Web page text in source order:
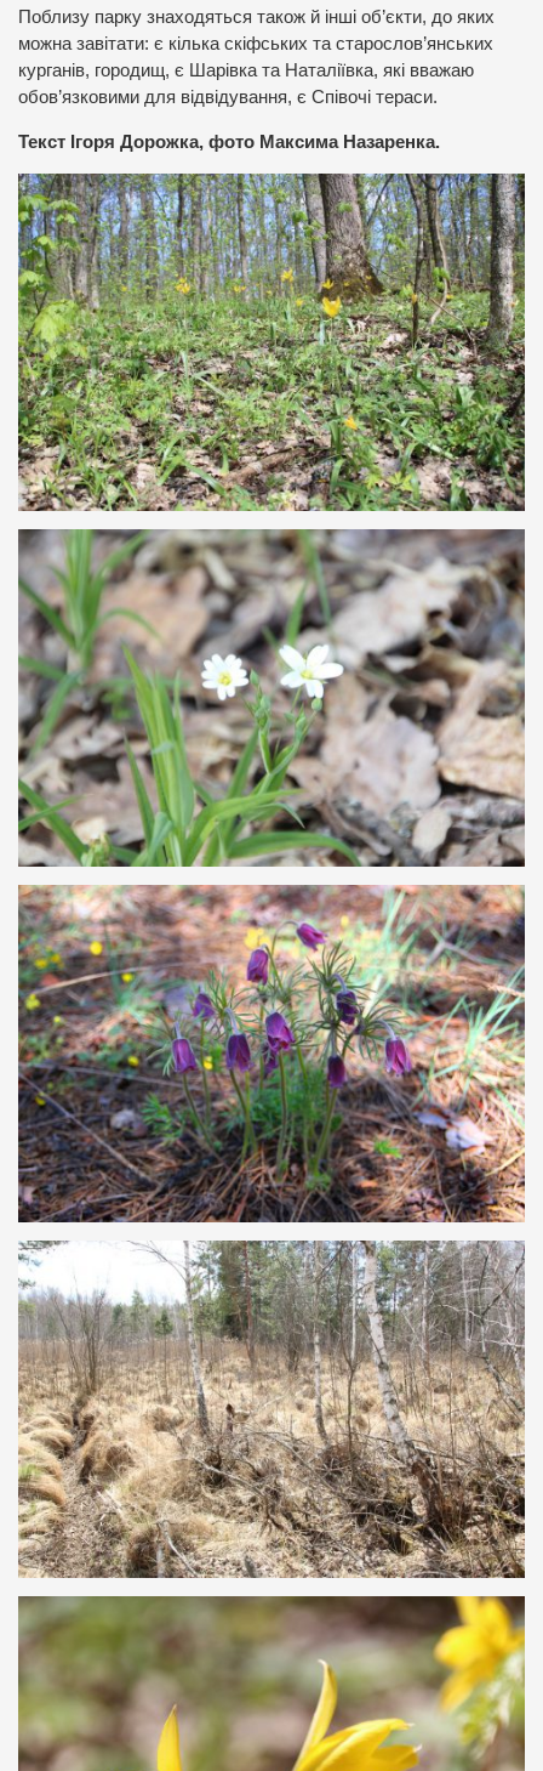
Поблизу парку знаходяться також й інші об’єкти, до яких
можна завітати: є кілька скіфських та старослов’янських
курганів, городищ, є Шарівка та Наталіївка, які вважаю
обов’язковими для відвідування, є Співочі тераси.
Текст Ігоря Дорожка, фото Максима Назаренка.